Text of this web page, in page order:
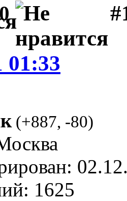
01:33
(+887, -80)
1625